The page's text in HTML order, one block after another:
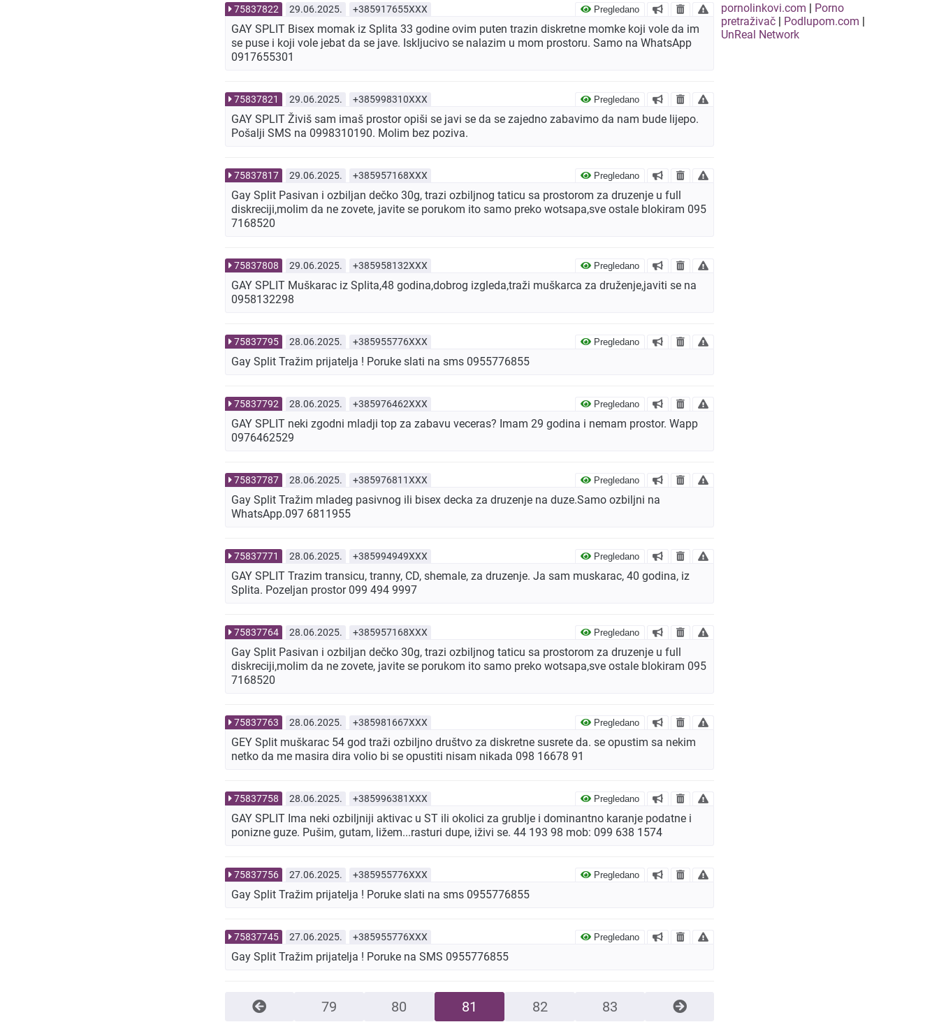
75837822 29.06.2025. +385917655XXX Pregledano
GAY SPLIT Bisex momak iz Splita 33 godine ovim puten trazin diskretne momke koji vole da im
se puse i koji vole jebat da se jave. Iskljucivo se nalazim u mom prostoru. Samo na WhatsApp
0917655301
75837821 29.06.2025. +385998310XXX Pregledano
GAY SPLIT Živiš sam imaš prostor opiši se javi se da se zajedno zabavimo da nam bude lijepo.
Pošalji SMS na 0998310190. Molim bez poziva.
75837817 29.06.2025. +385957168XXX Pregledano
Gay Split Pasivan i ozbiljan dečko 30g, trazi ozbiljnog taticu sa prostorom za druzenje u full
diskreciji,molim da ne zovete, javite se porukom ito samo preko wotsapa,sve ostale blokiram 095
7168520
75837808 29.06.2025. +385958132XXX Pregledano
GAY SPLIT Muškarac iz Splita,48 godina,dobrog izgleda,traži muškarca za druženje,javiti se na
0958132298
75837795 28.06.2025. +385955776XXX Pregledano
Gay Split Tražim prijatelja ! Poruke slati na sms 0955776855
75837792 28.06.2025. +385976462XXX Pregledano
GAY SPLIT neki zgodni mladji top za zabavu veceras? Imam 29 godina i nemam prostor. Wapp
0976462529
75837787 28.06.2025. +385976811XXX Pregledano
Gay Split Tražim mladeg pasivnog ili bisex decka za druzenje na duze.Samo ozbiljni na
WhatsApp.097 6811955
75837771 28.06.2025. +385994949XXX Pregledano
GAY SPLIT Trazim transicu, tranny, CD, shemale, za druzenje. Ja sam muskarac, 40 godina, iz
Splita. Pozeljan prostor 099 494 9997
75837764 28.06.2025. +385957168XXX Pregledano
Gay Split Pasivan i ozbiljan dečko 30g, trazi ozbiljnog taticu sa prostorom za druzenje u full
diskreciji,molim da ne zovete, javite se porukom ito samo preko wotsapa,sve ostale blokiram 095
7168520
75837763 28.06.2025. +385981667XXX Pregledano
GEY Split muškarac 54 god traži ozbiljno društvo za diskretne susrete da. se opustim sa nekim
netko da me masira dira volio bi se opustiti nisam nikada 098 16678 91
75837758 28.06.2025. +385996381XXX Pregledano
GAY SPLIT Ima neki ozbiljniji aktivac u ST ili okolici za grublje i dominantno karanje podatne i
ponizne guze. Pušim, gutam, ližem...rasturi dupe, iživi se. 44 193 98 mob: 099 638 1574
75837756 27.06.2025. +385955776XXX Pregledano
Gay Split Tražim prijatelja ! Poruke slati na sms 0955776855
75837745 27.06.2025. +385955776XXX Pregledano
Gay Split Tražim prijatelja ! Poruke na SMS 0955776855
79 80 81 82 83
pornolinkovi.com | Porno
pretraživač | Podlupom.com |
UnReal Network